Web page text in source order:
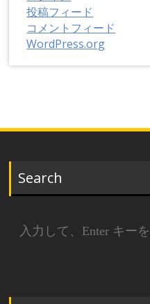
投稿フィード
コメントフィード
WordPress.org
Search
索: